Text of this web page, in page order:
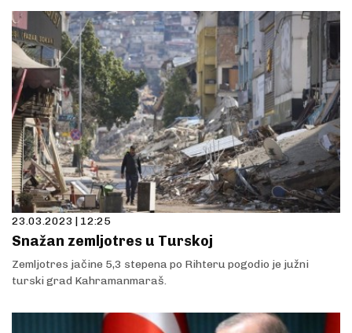
23.03.2023 | 12:25
Snažan zemljotres u Turskoj
Zemljotres jačine 5,3 stepena po Rihteru pogodio je južni
turski grad Kahramanmaraš.